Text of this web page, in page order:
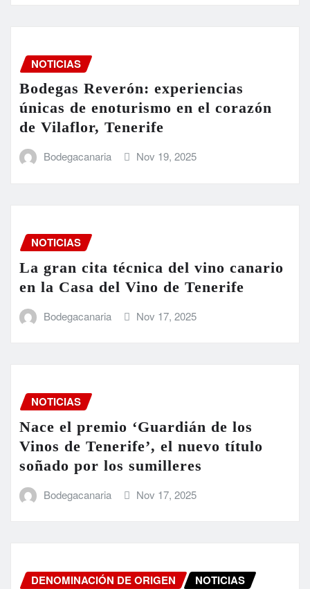
NOTICIAS
Bodegas Reverón: experiencias
únicas de enoturismo en el corazón
de Vilaflor, Tenerife
Bodegacanaria Nov 19, 2025
NOTICIAS
La gran cita técnica del vino canario
en la Casa del Vino de Tenerife
Bodegacanaria Nov 17, 2025
NOTICIAS
Nace el premio ‘Guardián de los
Vinos de Tenerife’, el nuevo título
soñado por los sumilleres
Bodegacanaria Nov 17, 2025
DENOMINACIÓN DE ORIGEN NOTICIAS